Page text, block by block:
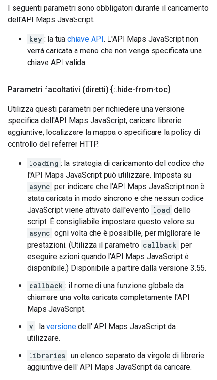
I seguenti parametri sono obbligatori durante il caricamento
dell'API Maps JavaScript.
key : la tua chiave API . L'API Maps JavaScript non
verrà caricata a meno che non venga specificata una
chiave API valida.
Parametri facoltativi (diretti) {:. hide-from-toc}
Utilizza questi parametri per richiedere una versione
specifica dell'API Maps JavaScript, caricare librerie
aggiuntive, localizzare la mappa o specificare la policy di
controllo del referrer HTTP.
loading : la strategia di caricamento del codice che
l'API Maps JavaScript può utilizzare. Imposta su
async per indicare che l'API Maps JavaScript non è
stata caricata in modo sincrono e che nessun codice
JavaScript viene attivato dall'evento load dello
script. È consigliabile impostare questo valore su
async ogni volta che è possibile, per migliorare le
prestazioni. (Utilizza il parametro callback per
eseguire azioni quando l'API Maps JavaScript è
disponibile.) Disponibile a partire dalla versione 3.55.
callback : il nome di una funzione globale da
chiamare una volta caricata completamente l'API
Maps JavaScript.
v : la versione dell' API Maps JavaScript da
utilizzare.
libraries : un elenco separato da virgole di librerie
aggiuntive dell' API Maps JavaScript da caricare.